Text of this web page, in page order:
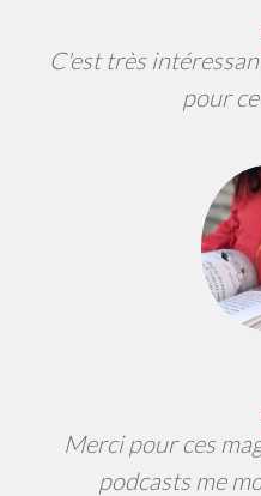
C'est très
pour
Merci pour ces
podcasts me